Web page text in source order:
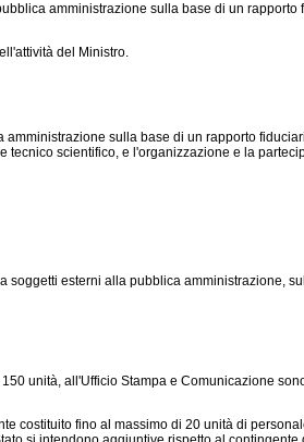
amministrazione sulla base di un rapporto
del Ministro.
sulla base di un rapporto
scientifico, e l'organizzazione e la
esterni alla pubblica amministrazione,
unità, all'Ufficio Stampa e Comunicazione
costituito fino al massimo di 20 unità di